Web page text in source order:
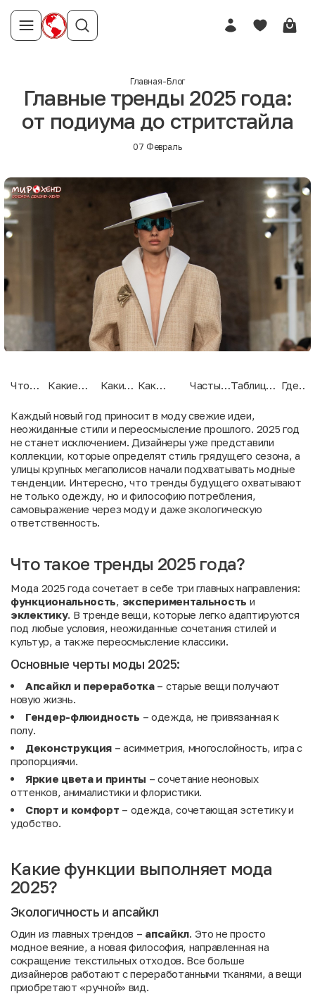
Главная-Блог
Главные тренды 2025 года:
от подиума до стритстайла
07 Февраль
Что
тренды
2025
года?
Какие
выполняет
мода
2025?
Какие
стили в
2025
году?
Как
применять
тренды?
Частые
при
выборе
одежды
Таблица
стилей
Где
вещи?
Каждый новый год приносит в моду свежие идеи,
неожиданные стили и переосмысление прошлого. 2025 год
не станет исключением. Дизайнеры уже представили
коллекции, которые определят стиль грядущего сезона, а
улицы крупных мегаполисов начали подхватывать модные
тенденции. Интересно, что тренды будущего охватывают
не только одежду, но и философию потребления,
самовыражение через моду и даже экологическую
ответственность.
Что такое тренды 2025 года?
Мода 2025 года сочетает в себе три главных направления:
функциональность, экспериментальность и
эклектику. В тренде вещи, которые легко адаптируются
под любые условия, неожиданные сочетания стилей и
культур, а также переосмысление классики.
Основные черты моды 2025:
Апсайкл и переработка– старые вещи получают
новую жизнь.
Гендер-флюидность – одежда, не привязанная к
полу.
Деконструкция – асимметрия, многослойность, игра с
пропорциями.
Яркие цвета и принты – сочетание неоновых
оттенков, анималистики и флористики.
Спорт и комфорт – одежда, сочетающая эстетику и
удобство.
Какие функции выполняет мода
2025?
Экологичность и апсайкл
Один из главных трендов – апсайкл. Это не просто
модное веяние, а новая философия, направленная на
сокращение текстильных отходов. Все больше
дизайнеров работают с переработанными тканями, а вещи
приобретают «ручной» вид.